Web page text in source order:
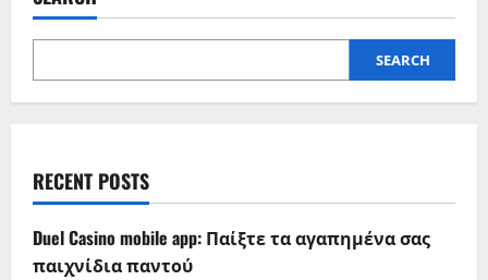
SEARCH
RECENT POSTS
Duel Casino mobile app: Παίξτε τα αγαπημένα σας
παιχνίδια παντού